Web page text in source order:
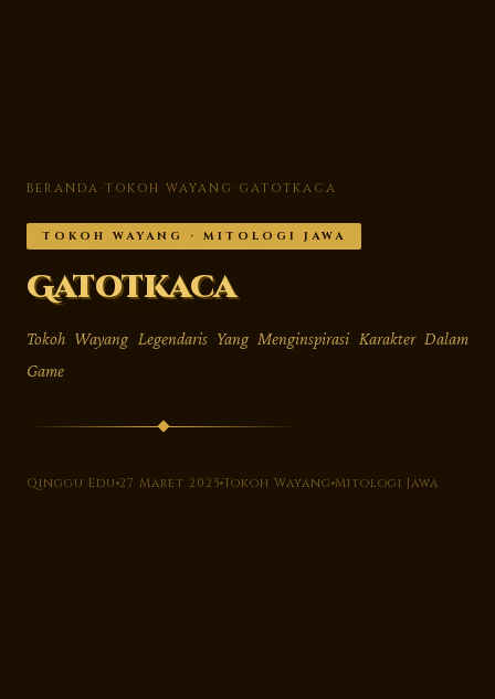
BERANDA ›TOKOH WAYANG › GATOTKACA
TOKOH WAYANG · MITOLOGI JAWA
Gatotkaca
Tokoh Wayang Legendaris Yang Menginspirasi Karakter Dalam
Game
Qinggu Edu 27 Maret 2025 Tokoh Wayang Mitologi Jawa